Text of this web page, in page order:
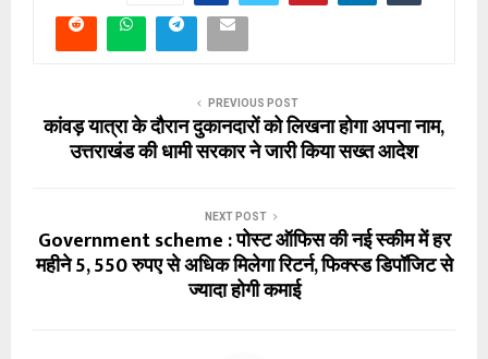
PREVIOUS POST
कांवड़ यात्रा के दौरान दुकानदारों को लिखना होगा अपना नाम,
उत्तराखंड की धामी सरकार ने जारी किया सख्त आदेश
NEXT POST
Government scheme : पोस्ट ऑफिस की नई स्कीम में हर
महीने 5, 550 रुपए से अधिक मिलेगा रिटर्न, फिक्स्ड डिपॉजिट से
ज्यादा होगी कमाई